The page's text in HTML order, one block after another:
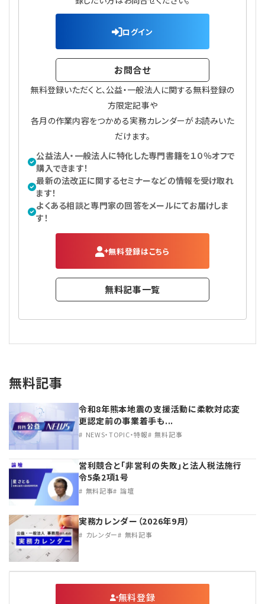
【連載】悩みと向き合う経営学
【連載】非営利法人AtoZei
【連載】労務管理の歩き方
【連載】AI活用のすすめ
【連載】IT実務一問一答
ログイン
お問合せ
無料登録いただくと、公益・一般法人に関する無料登録の
方限定記事や
各月の作業内容をつかめる実務カレンダーがお読みいた
だけます。
公益法人・一般法人に特化した専門書籍を１０％オフで
購入できます！
最新の法改正に関するセミナーなどの情報を受け取れ
ます！
よくある相談と専門家の回答をメールにてお届けしま
す！
無料登録はこちら
無料記事一覧
無料記事
令和8年熊本地震の支援活動に柔軟対応変
更認定前の事業着手も...
NEWS・TOPIC・特報 無料記事
営利競合と｢非営利の失敗｣と法人税法施行
令5条2項1号
無料記事 論壇
実務カレンダー（2026年9月）
カレンダー 無料記事
無料登録